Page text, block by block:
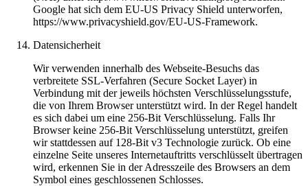
Google hat sich dem EU-US Privacy Shield unterworfen,
https://www.privacyshield.gov/EU-US-Framework.
Datensicherheit
Wir verwenden innerhalb des Webseite-Besuchs das
verbreitete SSL-Verfahren (Secure Socket Layer) in
Verbindung mit der jeweils höchsten Verschlüsselungsstufe,
die von Ihrem Browser unterstützt wird. In der Regel handelt
es sich dabei um eine 256-Bit Verschlüsselung. Falls Ihr
Browser keine 256-Bit Verschlüsselung unterstützt, greifen
wir stattdessen auf 128-Bit v3 Technologie zurück. Ob eine
einzelne Seite unseres Internetauftritts verschlüsselt übertragen
wird, erkennen Sie in der Adresszeile des Browsers an dem
Symbol eines geschlossenen Schlosses.